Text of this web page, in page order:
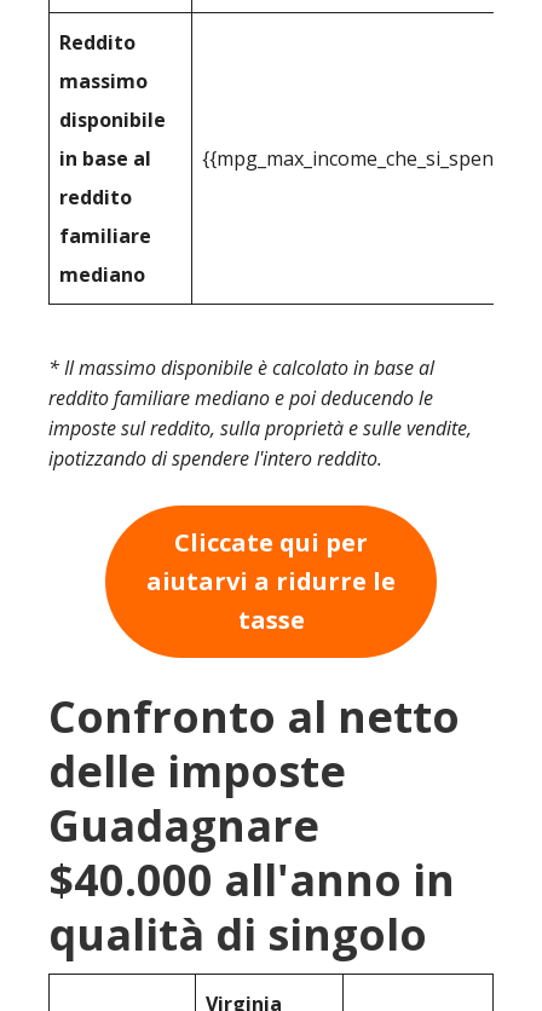
Reddito
massimo
disponibile
in base al
reddito
familiare
mediano
* Il massimo disponibile è calcolato in base al
reddito familiare mediano e poi deducendo le
imposte sul reddito, sulla proprietà e sulle vendite,
ipotizzando di spendere l'intero reddito.
Cliccate qui per
aiutarvi a ridurre le
tasse
Confronto al netto
delle imposte
Guadagnare
$40.000 all'anno in
qualità di singolo
Virginia